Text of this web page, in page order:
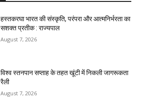
हस्तकरघा भारत की संस्कृति, परंपरा और आत्मनिर्भरता का
सशक्त प्रतीक : राज्यपाल
August 7, 2026
विश्व स्तनपान सप्ताह के तहत खूंटी में निकली जागरूकता
रैली
August 7, 2026